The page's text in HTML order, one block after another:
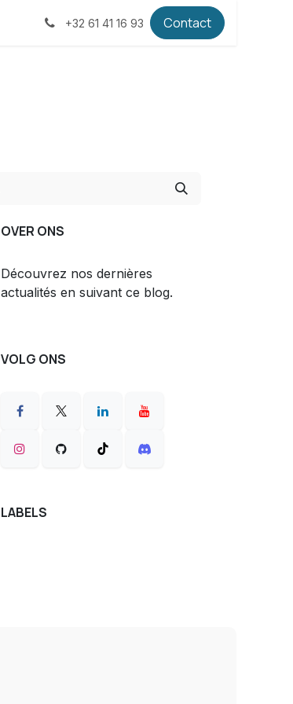
+32 61 41 16 93 Contact
OVER ONS
Découvrez nos dernières
actualités en suivant ce blog.
VOLG ONS
LABELS